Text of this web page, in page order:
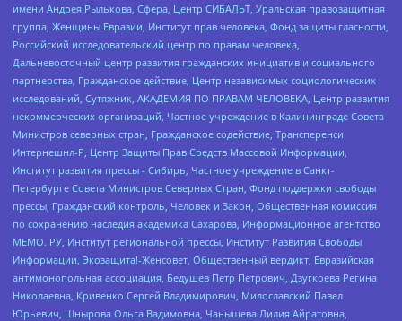
имени Андрея Рылькова, Сфера, Центр СИБАЛЬТ, Уральская правозащитная
группа, Женщины Евразии, Институт прав человека, Фонд защиты гласности,
Российский исследовательский центр по правам человека,
Дальневосточный центр развития гражданских инициатив и социального
партнерства, Гражданское действие, Центр независимых социологических
исследований, Сутяжник, АКАДЕМИЯ ПО ПРАВАМ ЧЕЛОВЕКА, Центр развития
некоммерческих организаций, Частное учреждение в Калининграде Совета
Министров северных стран, Гражданское содействие, Трансперенси
Интернешнл-Р, Центр Защиты Прав Средств Массовой Информации,
Институт развития прессы - Сибирь, Частное учреждение в Санкт-
Петербурге Совета Министров Северных Стран, Фонд поддержки свободы
прессы, Гражданский контроль, Человек и Закон, Общественная комиссия
по сохранению наследия академика Сахарова, Информационное агентство
МЕМО. РУ, Институт региональной прессы, Институт Развития Свободы
Информации, Экозащита!-Женсовет, Общественный вердикт, Евразийская
антимонопольная ассоциация, Бедушев Петр Петрович, Дзугкоева Регина
Николаевна, Кривенко Сергей Владимирович, Милославский Павел
Юрьевич, Шнырова Ольга Вадимовна, Чанышева Лилия Айратовна,